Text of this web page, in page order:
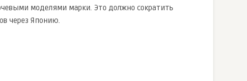
моделями марки. Это должно сократить
через Японию.